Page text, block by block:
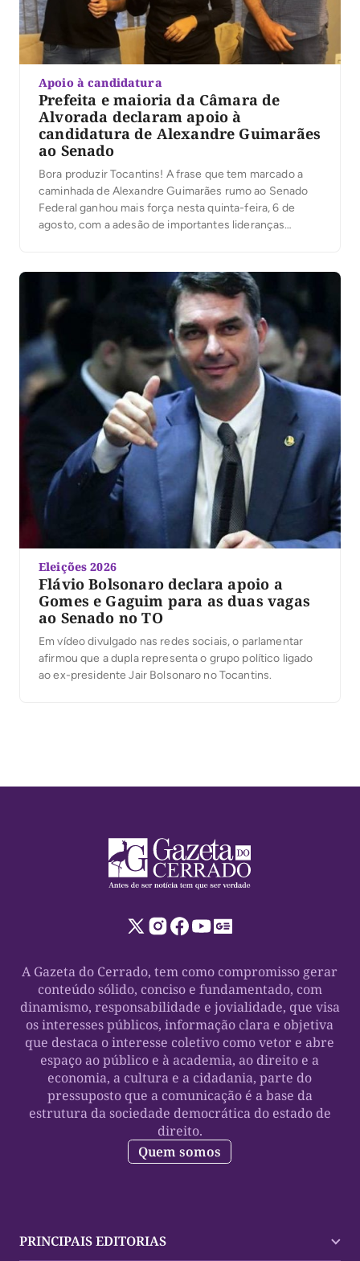
Apoio à candidatura
Prefeita e maioria da Câmara de
Alvorada declaram apoio à
candidatura de Alexandre Guimarães
ao Senado
Bora produzir Tocantins! A frase que tem marcado a
caminhada de Alexandre Guimarães rumo ao Senado
Federal ganhou mais força nesta quinta-feira, 6 de
agosto, com a adesão de importantes lideranças
Eleições 2026
Flávio Bolsonaro declara apoio a
Gomes e Gaguim para as duas vagas
ao Senado no TO
Em vídeo divulgado nas redes sociais, o parlamentar
afirmou que a dupla representa o grupo político ligado
ao ex-presidente Jair Bolsonaro no Tocantins.
A Gazeta do Cerrado, tem como compromisso gerar
conteúdo sólido, conciso e fundamentado, com
dinamismo, responsabilidade e jovialidade, que visa
os interesses públicos, informação clara e objetiva
que destaca o interesse coletivo como vetor e abre
espaço ao público e à academia, ao direito e a
economia, a cultura e a cidadania, parte do
pressuposto que a comunicação é a base da
estrutura da sociedade democrática do estado de
direito.
Quem somos
PRINCIPAIS EDITORIAS